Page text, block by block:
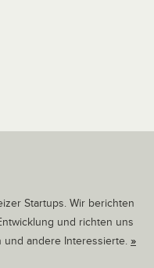
Startups. Wir berichten
und richten uns
und andere Interessierte. »